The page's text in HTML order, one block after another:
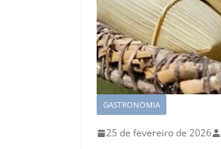
GASTRONOMIA
25 de fevereiro de 2026